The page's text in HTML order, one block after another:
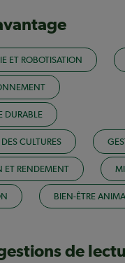
ET ROBOTISATION
DURABLE
CULTURES
ET RENDEMENT
BIEN-ÊTRE
de